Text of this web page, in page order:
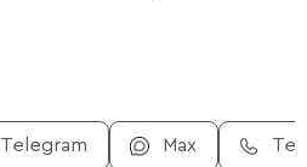
Telegram Max